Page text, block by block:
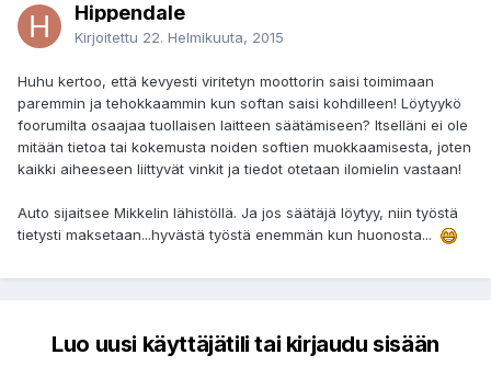
Hippendale
Kirjoitettu 22. Helmikuuta, 2015
Huhu kertoo, että kevyesti viritetyn moottorin saisi toimimaan
paremmin ja tehokkaammin kun softan saisi kohdilleen! Löytyykö
foorumilta osaajaa tuollaisen laitteen säätämiseen? Itselläni ei ole
mitään tietoa tai kokemusta noiden softien muokkaamisesta, joten
kaikki aiheeseen liittyvät vinkit ja tiedot otetaan ilomielin vastaan!
Auto sijaitsee Mikkelin lähistöllä. Ja jos säätäjä löytyy, niin työstä
tietysti maksetaan...hyvästä työstä enemmän kun huonosta...
Luo uusi käyttäjätili tai kirjaudu sisään